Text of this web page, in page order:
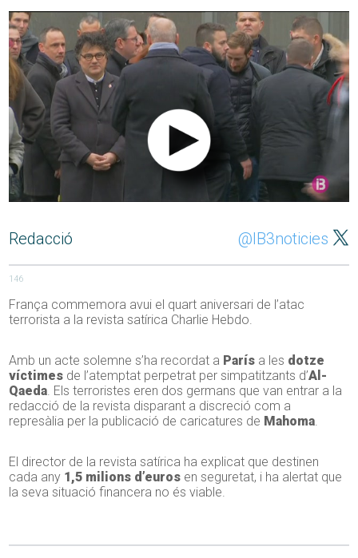
Redacció @IB3noticies
146
França commemora avui el quart aniversari de l’atac
terrorista a la revista satírica Charlie Hebdo.
Amb un acte solemne s’ha recordat a París a les dotze
víctimes de l’atemptat perpetrat per simpatitzants d’Al-
Qaeda. Els terroristes eren dos germans que van entrar a la
redacció de la revista disparant a discreció com a
represàlia per la publicació de caricatures de Mahoma.
El director de la revista satírica ha explicat que destinen
cada any 1,5 milions d’euros en seguretat, i ha alertat que
la seva situació financera no és viable.